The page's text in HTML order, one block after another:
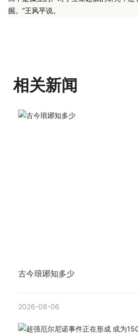
掘。”王风平说。
相关新闻
古今琅琊知多少
2026-08-06